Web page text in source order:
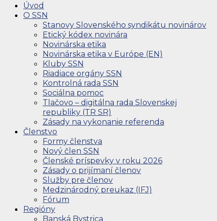
Úvod
O SSN
Stanovy Slovenského syndikátu novinárov
Etický kódex novinára
Novinárska etika
Novinárska etika v Európe (EN)
Kluby SSN
Riadiace orgány SSN
Kontrolná rada SSN
Sociálna pomoc
Tlačovo – digitálna rada Slovenskej
republiky (TR SR)
Zásady na vykonanie referenda
Členstvo
Formy členstva
Nový člen SSN
Členské príspevky v roku 2026
Zásady o prijímaní členov
Služby pre členov
Medzinárodný preukaz (IFJ)
Fórum
Regióny
Banská Bystrica